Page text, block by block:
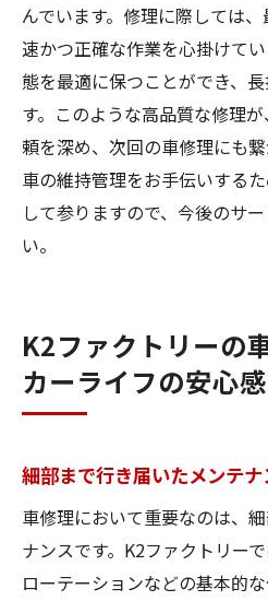
んでいます。修理に際しては
速かつ正確な作業を心掛けて
態を最適に保つことができ、
す。このような高品質な修理
頼を深め、次回の車修理にも
車の維持管理をお手伝いする
して参りますので、今後のサ
い。
K2ファクトリーの
カーライフの安心感
細部まで行き届いたメンテナ
車修理において重要なのは、
ナンスです。K2ファクトリー
ローテーションなどの基本的